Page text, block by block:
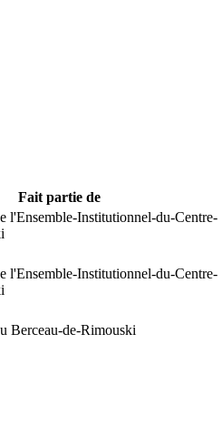
Fait partie de
l'Ensemble-Institutionnel-du-Centre-
l'Ensemble-Institutionnel-du-Centre-
Berceau-de-Rimouski